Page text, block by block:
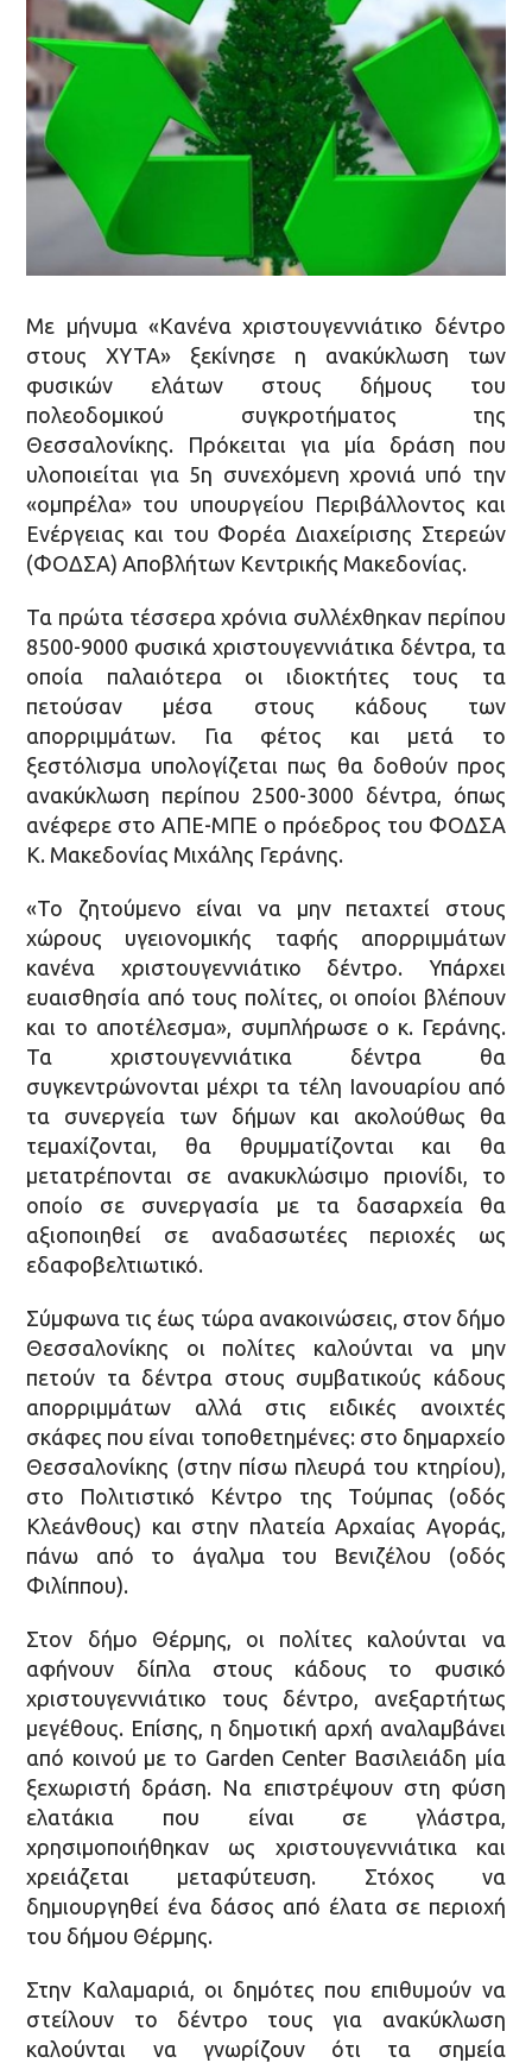
Με μήνυμα «Κανένα χριστουγεννιάτικο δέντρο
στους ΧΥΤΑ» ξεκίνησε η ανακύκλωση των
φυσικών ελάτων στους δήμους του
πολεοδομικού συγκροτήματος της
Θεσσαλονίκης. Πρόκειται για μία δράση που
υλοποιείται για 5η συνεχόμενη χρονιά υπό την
«ομπρέλα» του υπουργείου Περιβάλλοντος και
Ενέργειας και του Φορέα Διαχείρισης Στερεών
(ΦΟΔΣΑ) Αποβλήτων Κεντρικής Μακεδονίας.
Τα πρώτα τέσσερα χρόνια συλλέχθηκαν περίπου
8500-9000 φυσικά χριστουγεννιάτικα δέντρα, τα
οποία παλαιότερα οι ιδιοκτήτες τους τα
πετούσαν μέσα στους κάδους των
απορριμμάτων. Για φέτος και μετά το
ξεστόλισμα υπολογίζεται πως θα δοθούν προς
ανακύκλωση περίπου 2500-3000 δέντρα, όπως
ανέφερε στο ΑΠΕ-ΜΠΕ ο πρόεδρος του ΦΟΔΣΑ
Κ. Μακεδονίας Μιχάλης Γεράνης.
«Το ζητούμενο είναι να μην πεταχτεί στους
χώρους υγειονομικής ταφής απορριμμάτων
κανένα χριστουγεννιάτικο δέντρο. Υπάρχει
ευαισθησία από τους πολίτες, οι οποίοι βλέπουν
και το αποτέλεσμα», συμπλήρωσε ο κ. Γεράνης.
Τα χριστουγεννιάτικα δέντρα θα
συγκεντρώνονται μέχρι τα τέλη Ιανουαρίου από
τα συνεργεία των δήμων και ακολούθως θα
τεμαχίζονται, θα θρυμματίζονται και θα
μετατρέπονται σε ανακυκλώσιμο πριονίδι, το
οποίο σε συνεργασία με τα δασαρχεία θα
αξιοποιηθεί σε αναδασωτέες περιοχές ως
εδαφοβελτιωτικό.
Σύμφωνα τις έως τώρα ανακοινώσεις, στον δήμο
Θεσσαλονίκης οι πολίτες καλούνται να μην
πετούν τα δέντρα στους συμβατικούς κάδους
απορριμμάτων αλλά στις ειδικές ανοιχτές
σκάφες που είναι τοποθετημένες: στο δημαρχείο
Θεσσαλονίκης (στην πίσω πλευρά του κτηρίου),
στο Πολιτιστικό Κέντρο της Τούμπας (οδός
Κλεάνθους) και στην πλατεία Αρχαίας Αγοράς,
πάνω από το άγαλμα του Βενιζέλου (οδός
Φιλίππου).
Στον δήμο Θέρμης, οι πολίτες καλούνται να
αφήνουν δίπλα στους κάδους το φυσικό
χριστουγεννιάτικο τους δέντρο, ανεξαρτήτως
μεγέθους. Επίσης, η δημοτική αρχή αναλαμβάνει
από κοινού με το Garden Center Βασιλειάδη μία
ξεχωριστή δράση. Να επιστρέψουν στη φύση
ελατάκια που είναι σε γλάστρα,
χρησιμοποιήθηκαν ως χριστουγεννιάτικα και
χρειάζεται μεταφύτευση. Στόχος να
δημιουργηθεί ένα δάσος από έλατα σε περιοχή
του δήμου Θέρμης.
Στην Καλαμαριά, οι δημότες που επιθυμούν να
στείλουν το δέντρο τους για ανακύκλωση
καλούνται να γνωρίζουν ότι τα σημεία